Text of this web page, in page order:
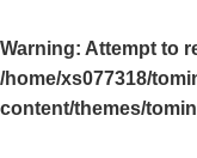
Warning: Attempt to
/home/xs077318/
content/themes/